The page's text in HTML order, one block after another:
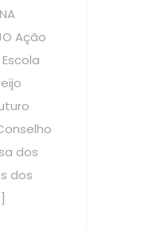
Ação
dos
dos